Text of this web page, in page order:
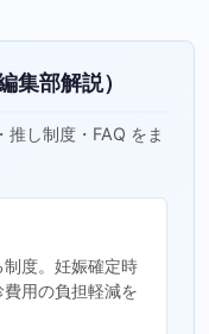
集部解説）
し制度・FAQ をま
度。妊娠確定時
用の負担軽減を